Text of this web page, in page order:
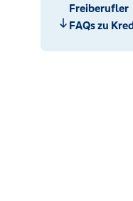
Freiberufler
FAQs zu